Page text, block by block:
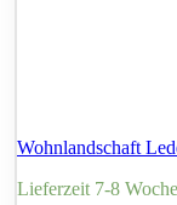
Wohnlandschaft
Lieferzeit 7-8